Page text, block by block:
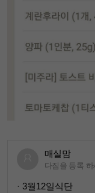
매실맘
다짐을 등록 하
· 3월12일식단